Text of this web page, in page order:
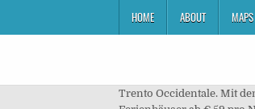
HOME ABOUT MAPS
Trento Occidentale. Mit dem Fahrrad: Vom Brenner bis Trento/Trient auf dem Radweg des Etschtales. Lago di Cavedine, Cavedine: Über 1.500 Ferienwohnungen & Ferienhäuser ab € 59 pro Nacht mit Bewertungen für kurze & lange Aufenthalte, darunter Ferienhäuser, Villen & mehr. Fotografía de Trento, Province of Trento: Lago di Cles,Trento, Italia. Alles über Casara Bilo Trenta - Lazise - Gardasee Südtirol Blick – Lago Trenta Runde von Bresimo ist eine mittelschwere Wanderung. Eine große Auswahl für Ihren Urlaub bei FeWo-direkt. Lago di Valle von Mapcarta, die freie Karte. Ideal wind strengths and conditions render the northern part of Lake Garda a true paradise for them! Imagen de Lago di Lagolo, Trento: Piattaforma galleggiante raggiungibile a nuoto. The road to Lago di Tovel is paved and in good condition. Das gemütliche Haus bietet Platz für maximal fünf Personen auf 112qm Wohnfläche. Je nachdem, wie stark die Sonne vom Himmel strahlt, präsentiert sich der kleine Lago di Tenno in Pastellfarben oder intensivem Türkisblau. Para la ruta Lago di Garda - Trento elige una de las diferentes opciones propuestas por Michelin: la ruta recomendada por Michelin, la ruta más corta, la más rápida o la más económica. Select an option below to see step-by-step directions and to compare ticket prices and travel times in Rome2rio's travel planner. Para la ruta Trento - Lago di Garda elige una de las diferentes opciones propuestas por Michelin: la ruta recomendada por Michelin, la ruta más corta, la más rápida o la más económica. ): L’epopea dei grandi lavori idroelettrici in Giudicarie nell’archivio